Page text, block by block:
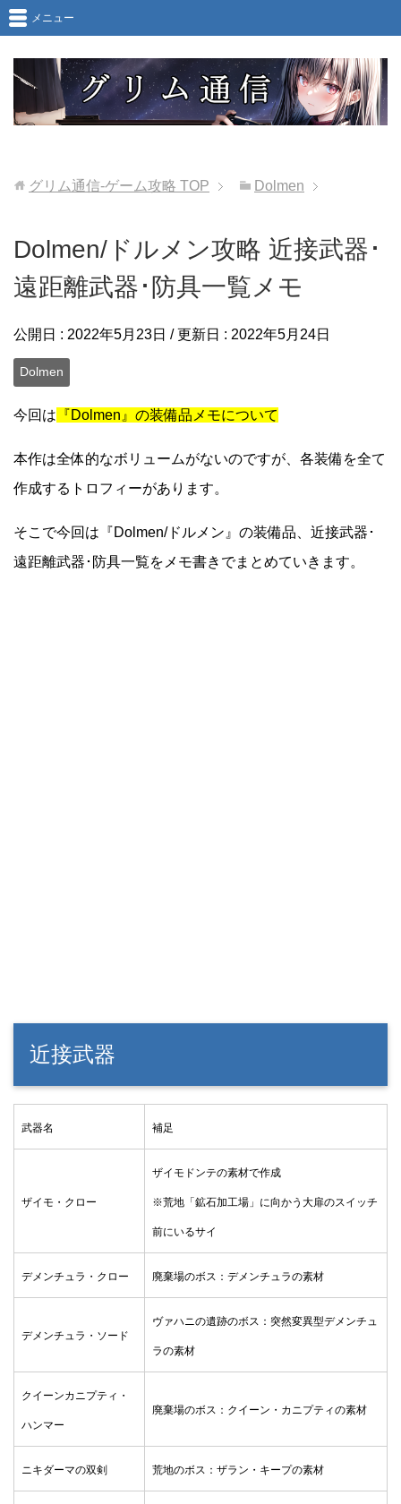
メニュー
グリム通信-ゲーム攻略 TOP Dolmen
Dolmen/ドルメン攻略 近接武器･
遠距離武器･防具一覧メモ
公開日 : 2022年5月23日 / 更新日 : 2022年5月24日
Dolmen
今回は 『Dolmen』の装備品メモについて
本作は全体的なボリュームがないのですが、各装備を全て
作成するトロフィーがあります。
そこで今回は『Dolmen/ドルメン』の装備品、近接武器･
遠距離武器･防具一覧をメモ書きでまとめていきます。
近接武器
武器名 補足
ザイモ・クロー
ザイモドンテの素材で作成
※荒地「鉱石加工場」に向かう大扉のスイッチ
前にいるサイ
デメンチュラ・クロー 廃棄場のボス：デメンチュラの素材
デメンチュラ・ソード
ヴァハニの遺跡のボス：突然変異型デメンチュ
ラの素材
クイーンカニプティ・
ハンマー
廃棄場のボス：クイーン・カニプティの素材
ニキダーマの双剣 荒地のボス：ザラン・キープの素材